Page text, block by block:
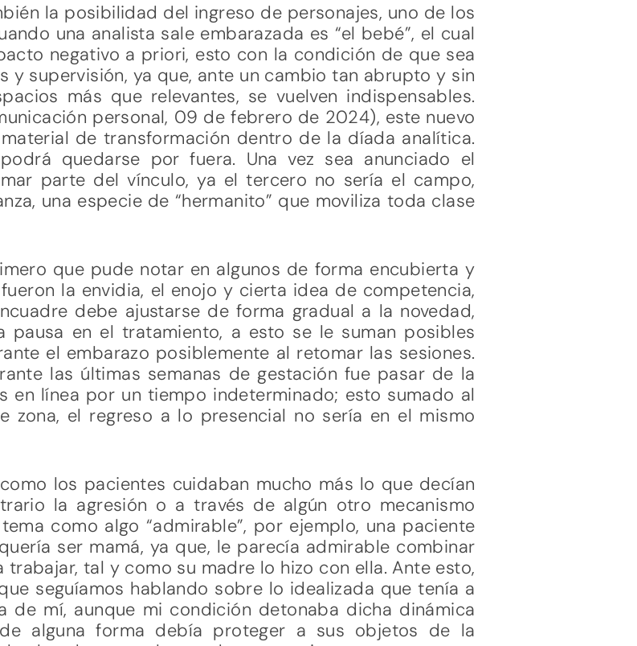
la posibilidad del ingreso de personajes, uno de los
una analista sale embarazada es “el bebé”, el cual
negativo a priori, esto con la condición de que sea
y supervisión, ya que, ante un cambio tan abrupto y sin
más que relevantes, se vuelven indispensables.
personal, 09 de febrero de 2024), este nuevo
de transformación dentro de la díada analítica.
quedarse por fuera. Una vez sea anunciado el
parte del vínculo, ya el tercero no sería el campo,
una especie de “hermanito” que moviliza toda clase
que pude notar en algunos de forma encubierta y
la envidia, el enojo y cierta idea de competencia,
debe ajustarse de forma gradual a la novedad,
pausa en el tratamiento, a esto se le suman posibles
el embarazo posiblemente al retomar las sesiones.
las últimas semanas de gestación fue pasar de la
en línea por un tiempo indeterminado; esto sumado al
zona, el regreso a lo presencial no sería en el mismo
los pacientes cuidaban mucho más lo que decían
la agresión o a través de algún otro mecanismo
como algo “admirable”, por ejemplo, una paciente
ser mamá, ya que, le parecía admirable combinar
tal y como su madre lo hizo con ella. Ante esto,
seguíamos hablando sobre lo idealizada que tenía a
mí, aunque mi condición detonaba dicha dinámica
alguna forma debía proteger a sus objetos de la